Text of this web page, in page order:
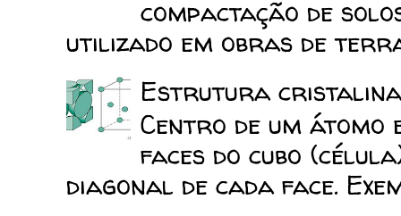
compactação de
utilizado em obras de
Estrutura cristalina
Centro de um átomo
faces do cubo
diagonal de cada face.